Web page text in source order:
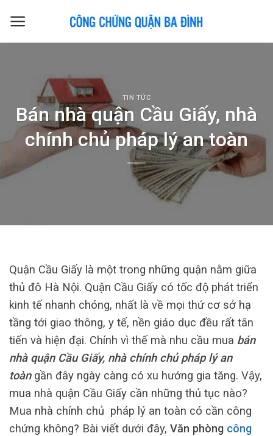
TIN TỨC
Bán nhà quận Cầu Giấy, nhà
chính chủ pháp lý an toàn
Quận Cầu Giấy là một trong những quận nằm giữa
thủ đô Hà Nội. Quận Cầu Giấy có tốc độ phát triển
kinh tế nhanh chóng, nhất là về mọi thứ cơ sở hạ
tầng tới giao thông, y tế, nền giáo dục đều rất tân
tiến và hiện đại. Chính vì thế mà nhu cầu mua bán
nhà quận Cầu Giấy, nhà chính chủ pháp lý an
toàngần đây ngày càng có xu hướng gia tăng. Vậy,
mua nhà quận Cầu Giấy cần những thủ tục nào?
Mua nhà chính chủ pháp lý an toàn có cần công
chứng không? Bài viết dưới đây, Văn phòng công